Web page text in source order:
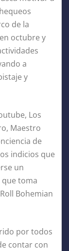
de la
octubre y
a
y
Los
Maestro
de
indicios que
un
que toma
Bohemian
por todos
contar con